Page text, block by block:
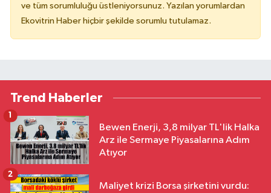
ve tüm sorumluluğu üstleniyorsunuz. Yazılan yorumlardan
Ekovitrin Haber hiçbir şekilde sorumlu tutulamaz.
Trend Haberler
Bewen Enerji, 3,8 milyar TL'lik Halka
Arz ile Sermaye Piyasalarına Adım
Atıyor
1
Maliyet krizi Borsa şirketini vurdu:
2